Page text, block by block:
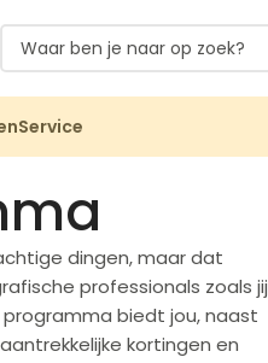
Service
dingen, maar dat
professionals zoals jij
biedt jou, naast
kortingen en